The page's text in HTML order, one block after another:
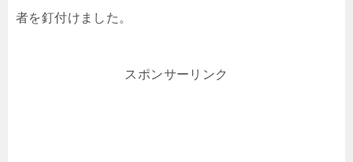
者を釘付けました。
スポンサーリンク